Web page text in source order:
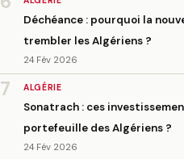
Déchéance : pourquoi la
trembler les Algériens ?
24 Fév 2026
7 ALGÉRIE
Sonatrach : ces
portefeuille des Algériens ?
24 Fév 2026